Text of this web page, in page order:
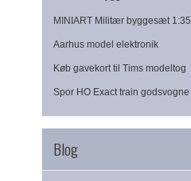
MINIART Militær byggesæt 1:35
Aarhus model elektronik
Køb gavekort til Tims modeltog
Spor HO Exact train godsvogne
Blog